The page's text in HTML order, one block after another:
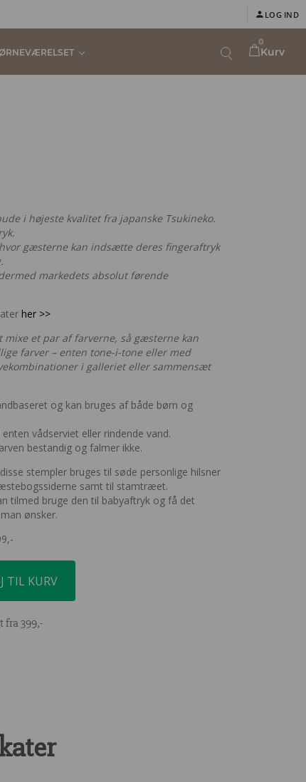
LOG IND
0
Kurv
i højeste kvalitet fra japanske Tsukineko.
gæsterne kan indsætte deres fingeraftryk
markedets absolut førende
her >>
et par af farverne, så gæsterne kan
farver – enten tone-i-tone eller med
i galleriet eller sammensæt
og kan bruges af både børn og
vådserviet eller rindende vand.
bestandig og falmer ikke.
stempler bruges til søde personlige hilsner
samt til stamtræet.
tilmed bruge den til babyaftryk og få det
ønsker.
TIL KURV
fra 399,-